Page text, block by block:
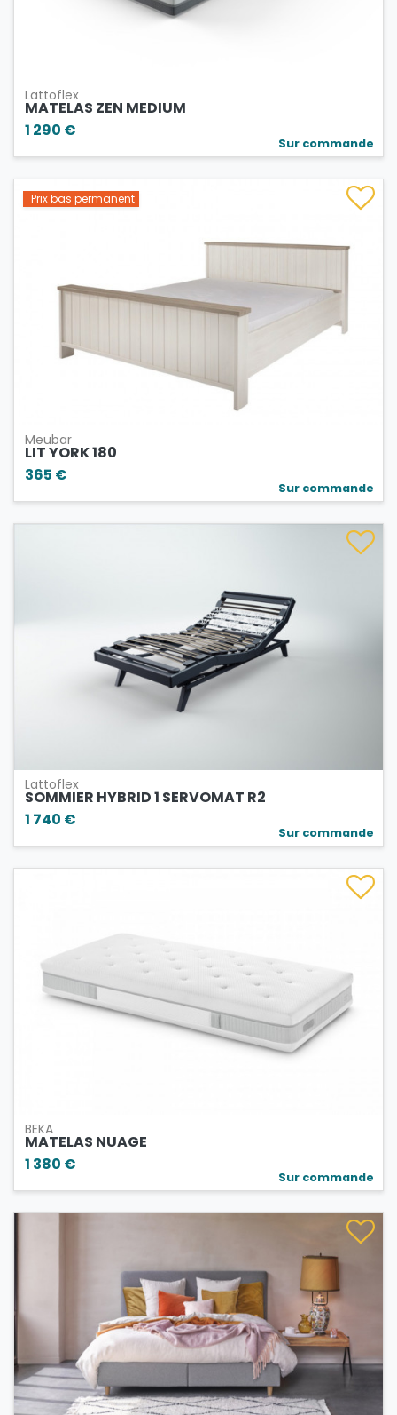
Lattoflex
MATELAS ZEN MEDIUM
1 290 €
Sur commande
Prix bas permanent
Meubar
LIT YORK 180
365 €
Sur commande
Lattoflex
SOMMIER HYBRID 1 SERVOMAT R2
1 740 €
Sur commande
BEKA
MATELAS NUAGE
1 380 €
Sur commande